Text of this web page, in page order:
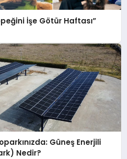
İşe Götür Haftası”
Güneş Enerjili
Nedir?